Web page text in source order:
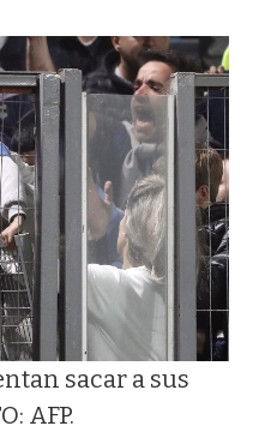
sacar a sus
AFP.